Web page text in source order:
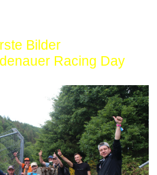
Bilder
Racing Day